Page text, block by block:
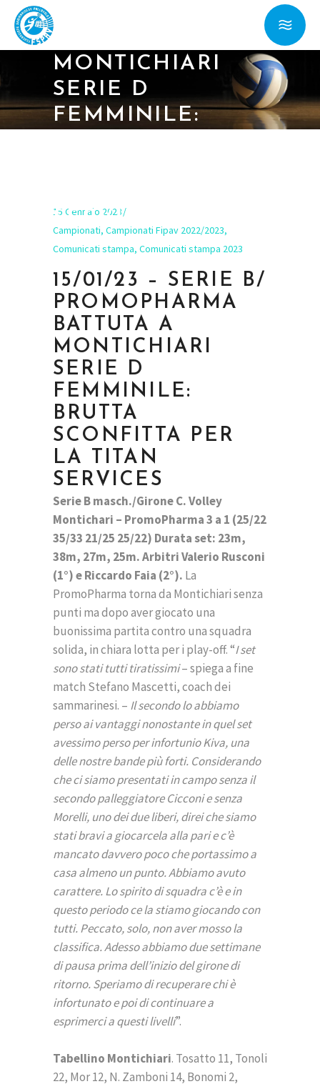
MONTICHIARI
SERIE D
FEMMINILE:
SERVICES
15 Gennaio 2023
Campionati, Campionati Fipav 2022/2023,
Comunicati stampa, Comunicati stampa 2023
15/01/23 – SERIE B/
PROMOPHARMA
BATTUTA A
MONTICHIARI
SERIE D
FEMMINILE:
BRUTTA
SCONFITTA PER
LA TITAN
SERVICES
Serie B masch./Girone C. Volley
Montichari – PromoPharma 3 a 1 (25/22
35/33 21/25 25/22) Durata set: 23m,
38m, 27m, 25m. Arbitri Valerio Rusconi
(1°) e Riccardo Faia (2°). La
PromoPharma torna da Montichiari senza
punti ma dopo aver giocato una
buonissima partita contro una squadra
solida, in chiara lotta per i play-off. “I set
sono stati tutti tiratissimi– spiega a fine
match Stefano Mascetti, coach dei
sammarinesi. – Il secondo lo abbiamo
perso ai vantaggi nonostante in quel set
avessimo perso per infortunio Kiva, una
delle nostre bande più forti. Considerando
che ci siamo presentati in campo senza il
secondo palleggiatore Cicconi e senza
Morelli, uno dei due liberi, direi che siamo
stati bravi a giocarcela alla pari e c’è
mancato davvero poco che portassimo a
casa almeno un punto. Abbiamo avuto
carattere. Lo spirito di squadra c’è e in
questo periodo ce la stiamo giocando con
tutti. Peccato, solo, non aver mosso la
classifica. Adesso abbiamo due settimane
di pausa prima dell’inizio del girone di
ritorno. Speriamo di recuperare chi è
infortunato e poi di continuare a
esprimerci a questi livelli”.
Tabellino Montichiari. Tosatto 11, Tonoli
22, Mor 12, N. Zamboni 14, Bonomi 2,